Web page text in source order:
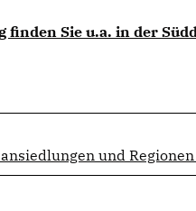
finden Sie u.a. in der
und